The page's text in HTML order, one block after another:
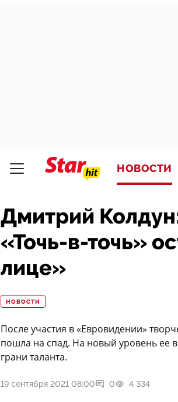
НОВОСТИ
Дмитрий
«Точь-в-точь»
лице»
НОВОСТИ
После участия в «Евровидении»
пошла на спад. На новый уровень ее
грани таланта.
19 сентября 2021 08:00 0 4 334